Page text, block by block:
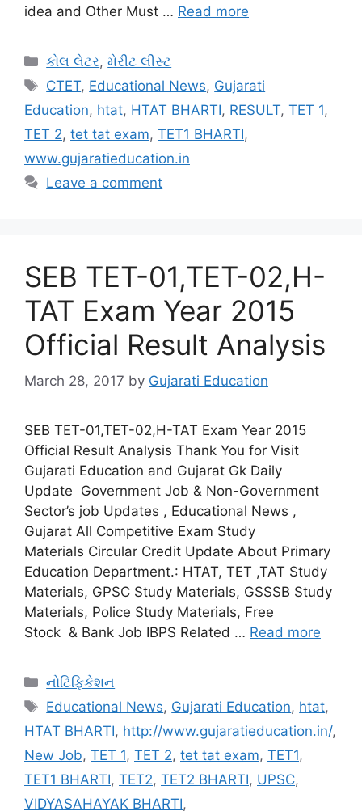
idea and Other Must … Read more
Categories
કોલ લેટર,મેરીટ લીસ્ટ
Tags
CTET, Educational News, Gujarati
Education, htat, HTAT BHARTI, RESULT, TET 1,
TET 2, tet tat exam, TET1 BHARTI,
www.gujaratieducation.in
Leave a comment
SEB TET-01,TET-02,H-
TAT Exam Year 2015
Official Result Analysis
March 28, 2017 by Gujarati Education
SEB TET-01,TET-02,H-TAT Exam Year 2015
Official Result Analysis Thank You for Visit
Gujarati Education and Gujarat Gk Daily
Update Government Job & Non-Government
Sector’s job Updates , Educational News ,
Gujarat All Competitive Exam Study
Materials Circular Credit Update About Primary
Education Department.: HTAT, TET ,TAT Study
Materials, GPSC Study Materials, GSSSB Study
Materials, Police Study Materials, Free
Stock & Bank Job IBPS Related … Read more
Categories
નોટિફિકેશન
Tags
Educational News, Gujarati Education, htat,
HTAT BHARTI, http://www.gujaratieducation.in/,
New Job, TET 1, TET 2, tet tat exam, TET1,
TET1 BHARTI, TET2, TET2 BHARTI, UPSC,
VIDYASAHAYAK BHARTI,